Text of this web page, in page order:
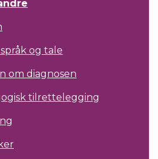
og tale
om diagnosen
tilrettelegging